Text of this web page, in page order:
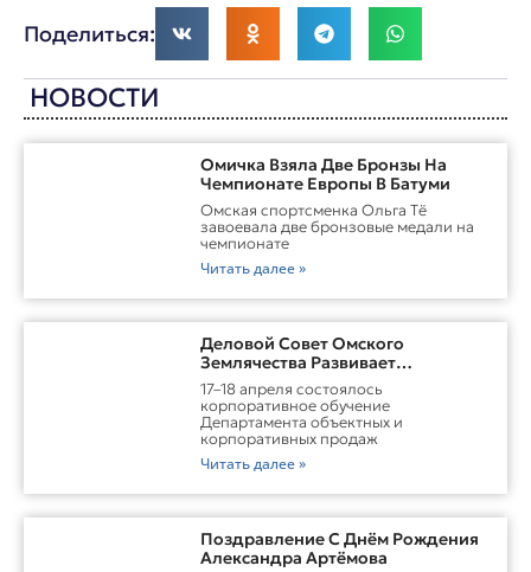
Поделиться:
НОВОСТИ
Омичка Взяла Две Бронзы На
Чемпионате Европы В Батуми
Омская спортсменка Ольга Тё
завоевала две бронзовые медали на
чемпионате
Читать далее »
Деловой Совет Омского
Землячества Развивает
Практические Навыки Омских
Студентов Через Бизнес-
Обучение
17–18 апреля состоялось
корпоративное обучение
Департамента объектных и
корпоративных продаж
Читать далее »
Поздравление С Днём Рождения
Александра Артёмова